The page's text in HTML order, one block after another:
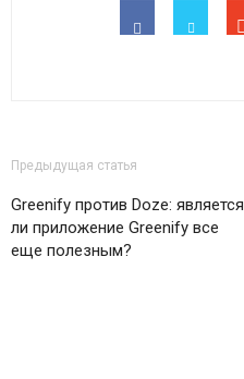
Предыдущая статья
Greenify против Doze: является
ли приложение Greenify все
еще полезным?